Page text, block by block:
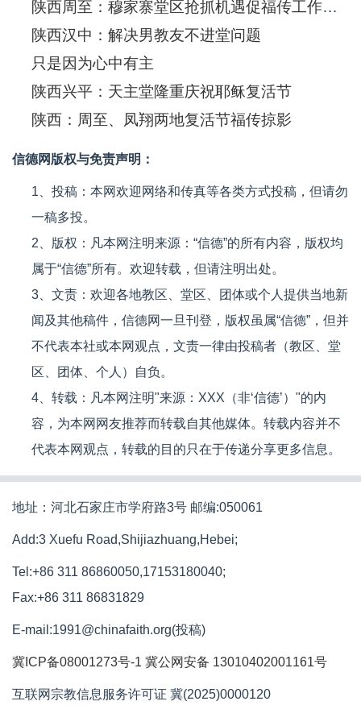
陕西周至：穆家寨堂区抢抓机遇促福传工作蓬勃开展
陕西汉中：解决男教友不进堂问题
只是因为心中有主
陕西兴平：天主堂隆重庆祝耶稣复活节
陕西：周至、凤翔两地复活节福传掠影
信德网版权与免责声明：
1、投稿：本网欢迎网络和传真等各类方式投稿，但请勿
一稿多投。
2、版权：凡本网注明来源：“信德”的所有内容，版权均
属于“信德”所有。欢迎转载，但请注明出处。
3、文责：欢迎各地教区、堂区、团体或个人提供当地新
闻及其他稿件，信德网一旦刊登，版权虽属“信德”，但并
不代表本社或本网观点，文责一律由投稿者（教区、堂
区、团体、个人）自负。
4、转载：凡本网注明"来源：XXX（非‘信德’）"的内
容，为本网网友推荐而转载自其他媒体。转载内容并不
代表本网观点，转载的目的只在于传递分享更多信息。
地址：河北石家庄市学府路3号 邮编:050061
Add:3 Xuefu Road,Shijiazhuang,Hebei;
Tel:+86 311 86860050,17153180040;
Fax:+86 311 86831829
E-mail:1991@chinafaith.org(投稿)
冀ICP备08001273号-1 冀公网安备 13010402001161号
互联网宗教信息服务许可证 冀(2025)0000120